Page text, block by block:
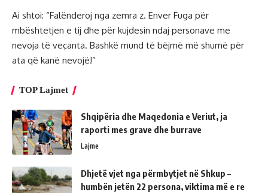
Ai shtoi: “Falënderoj nga zemra z. Enver Fuga për
mbështetjen e tij dhe për kujdesin ndaj personave me
nevoja të veçanta. Bashkë mund të bëjmë më shumë për
ata që kanë nevojë!”
TOP Lajmet
Shqipëria dhe Maqedonia e Veriut, ja
raporti mes grave dhe burrave
Lajme
Dhjetë vjet nga përmbytjet në Shkup –
humbën jetën 22 persona, viktima më e re